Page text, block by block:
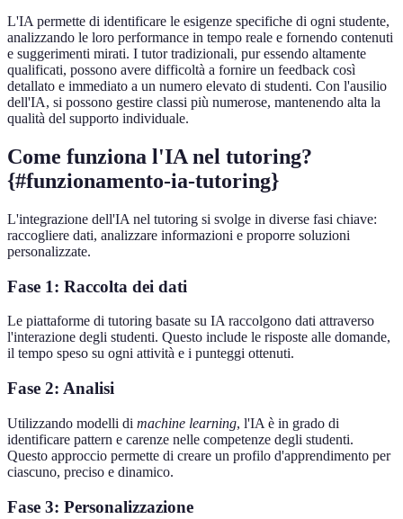
L'IA permette di identificare le esigenze specifiche di ogni studente,
analizzando le loro performance in tempo reale e fornendo contenuti
e suggerimenti mirati. I tutor tradizionali, pur essendo altamente
qualificati, possono avere difficoltà a fornire un feedback così
detallato e immediato a un numero elevato di studenti. Con l'ausilio
dell'IA, si possono gestire classi più numerose, mantenendo alta la
qualità del supporto individuale.
Come funziona l'IA nel tutoring?
{#funzionamento-ia-tutoring}
L'integrazione dell'IA nel tutoring si svolge in diverse fasi chiave:
raccogliere dati, analizzare informazioni e proporre soluzioni
personalizzate.
Fase 1: Raccolta dei dati
Le piattaforme di tutoring basate su IA raccolgono dati attraverso
l'interazione degli studenti. Questo include le risposte alle domande,
il tempo speso su ogni attività e i punteggi ottenuti.
Fase 2: Analisi
Utilizzando modelli di machine learning, l'IA è in grado di
identificare pattern e carenze nelle competenze degli studenti.
Questo approccio permette di creare un profilo d'apprendimento per
ciascuno, preciso e dinamico.
Fase 3: Personalizzazione